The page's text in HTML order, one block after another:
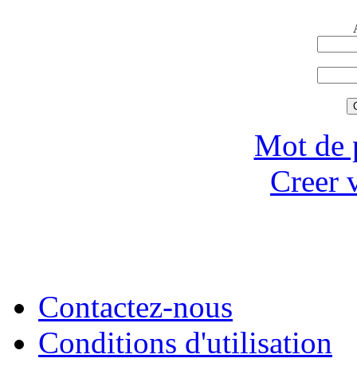
Mot de
Creer
Contactez-nous
Conditions d'utilisation